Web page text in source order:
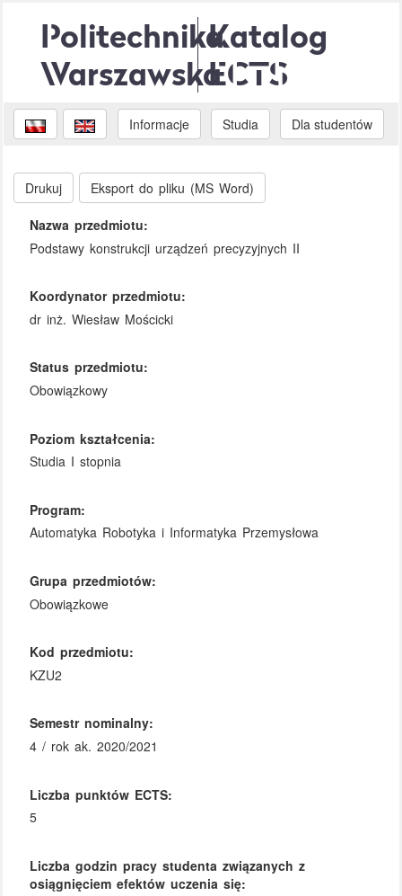
Politechnika
Warszawska
Katalog
ECTS
Informacje Studia Dla studentów
Drukuj Eksport do pliku (MS Word)
Nazwa przedmiotu:
Podstawy konstrukcji urządzeń precyzyjnych II
Koordynator przedmiotu:
dr inż. Wiesław Mościcki
Status przedmiotu:
Obowiązkowy
Poziom kształcenia:
Studia I stopnia
Program:
Automatyka Robotyka i Informatyka Przemysłowa
Grupa przedmiotów:
Obowiązkowe
Kod przedmiotu:
KZU2
Semestr nominalny:
4 / rok ak. 2020/2021
Liczba punktów ECTS:
5
Liczba godzin pracy studenta związanych z
osiągnięciem efektów uczenia się: